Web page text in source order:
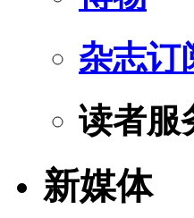
杂志订
读者服
新媒体